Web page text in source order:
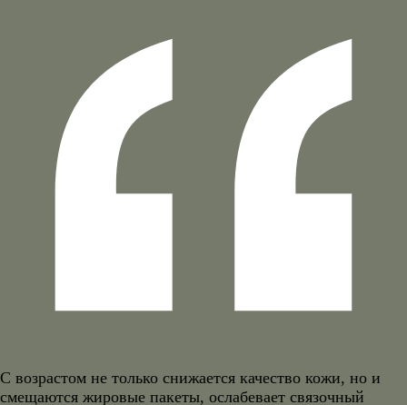
С возрастом не только снижается качество кожи, но и
смещаются жировые пакеты, ослабевает связочный